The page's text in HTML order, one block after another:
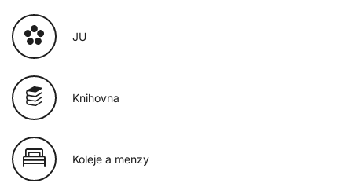
JU
Knihovna
Koleje a menzy